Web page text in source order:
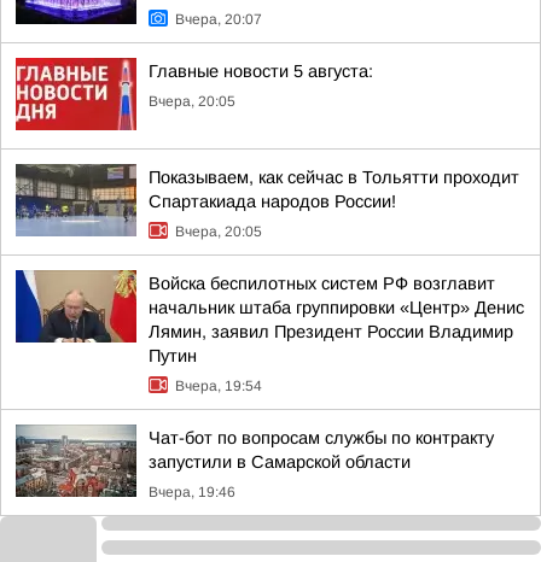
Вчера, 20:07
Главные новости 5 августа:
Вчера, 20:05
Показываем, как сейчас в Тольятти проходит
Спартакиада народов России!
Вчера, 20:05
Войска беспилотных систем РФ возглавит
начальник штаба группировки «Центр» Денис
Лямин, заявил Президент России Владимир
Путин
Вчера, 19:54
Чат-бот по вопросам службы по контракту
запустили в Самарской области
Вчера, 19:46